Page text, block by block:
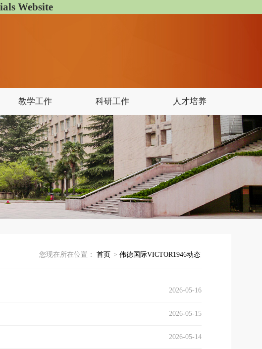
Website
教学工作 科研工作 人才培养
您现在所在位置： 首页 > 伟德国际VICTOR1946动态
2026-05-16
2026-05-15
2026-05-14